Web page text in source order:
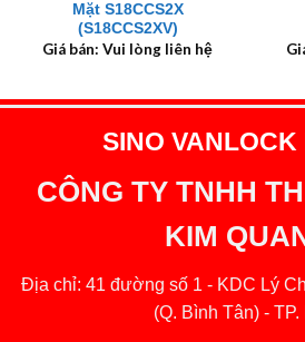
Mặt S18CCS2X
(S18CCS2XV)
Giá bán: Vui lòng liên hệ
SINO
CÔNG TY TNHH
KIM
Địa chỉ: 41 đường số 1 - KDC Lý
(Q. Bình Tân) - TP.